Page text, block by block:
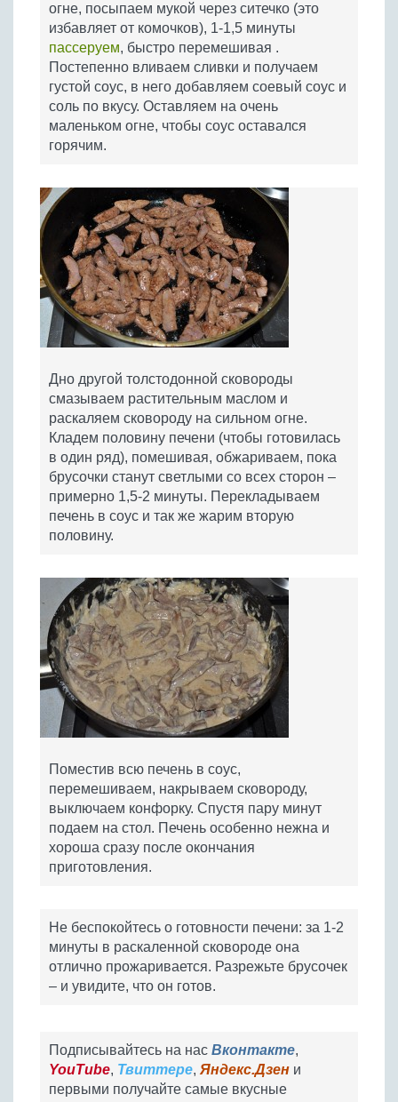
огне, посыпаем мукой через ситечко (это
избавляет от комочков), 1-1,5 минуты
пассеруем, быстро перемешивая .
Постепенно вливаем сливки и получаем
густой соус, в него добавляем соевый соус и
соль по вкусу. Оставляем на очень
маленьком огне, чтобы соус оставался
горячим.
Дно другой толстодонной сковороды
смазываем растительным маслом и
раскаляем сковороду на сильном огне.
Кладем половину печени (чтобы готовилась
в один ряд), помешивая, обжариваем, пока
брусочки станут светлыми со всех сторон –
примерно 1,5-2 минуты. Перекладываем
печень в соус и так же жарим вторую
половину.
Поместив всю печень в соус,
перемешиваем, накрываем сковороду,
выключаем конфорку. Спустя пару минут
подаем на стол. Печень особенно нежна и
хороша сразу после окончания
приготовления.
Не беспокойтесь о готовности печени: за 1-2
минуты в раскаленной сковороде она
отлично прожаривается. Разрежьте брусочек
– и увидите, что он готов.
Подписывайтесь на нас Вконтакте,
YouTube, Твиттере, Яндекс.Дзен и
первыми получайте самые вкусные